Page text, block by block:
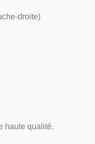
droite)
haute qualité.